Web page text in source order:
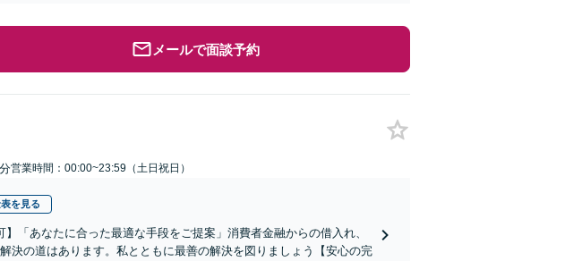
メールで面談予約
営業時間：00:00~23:59（土日祝日）
を見る
「あなたに合った最適な手段をご提案」消費者金融からの借入れ、
決の道はあります。私とともに最善の解決を図りましょう【安心の完